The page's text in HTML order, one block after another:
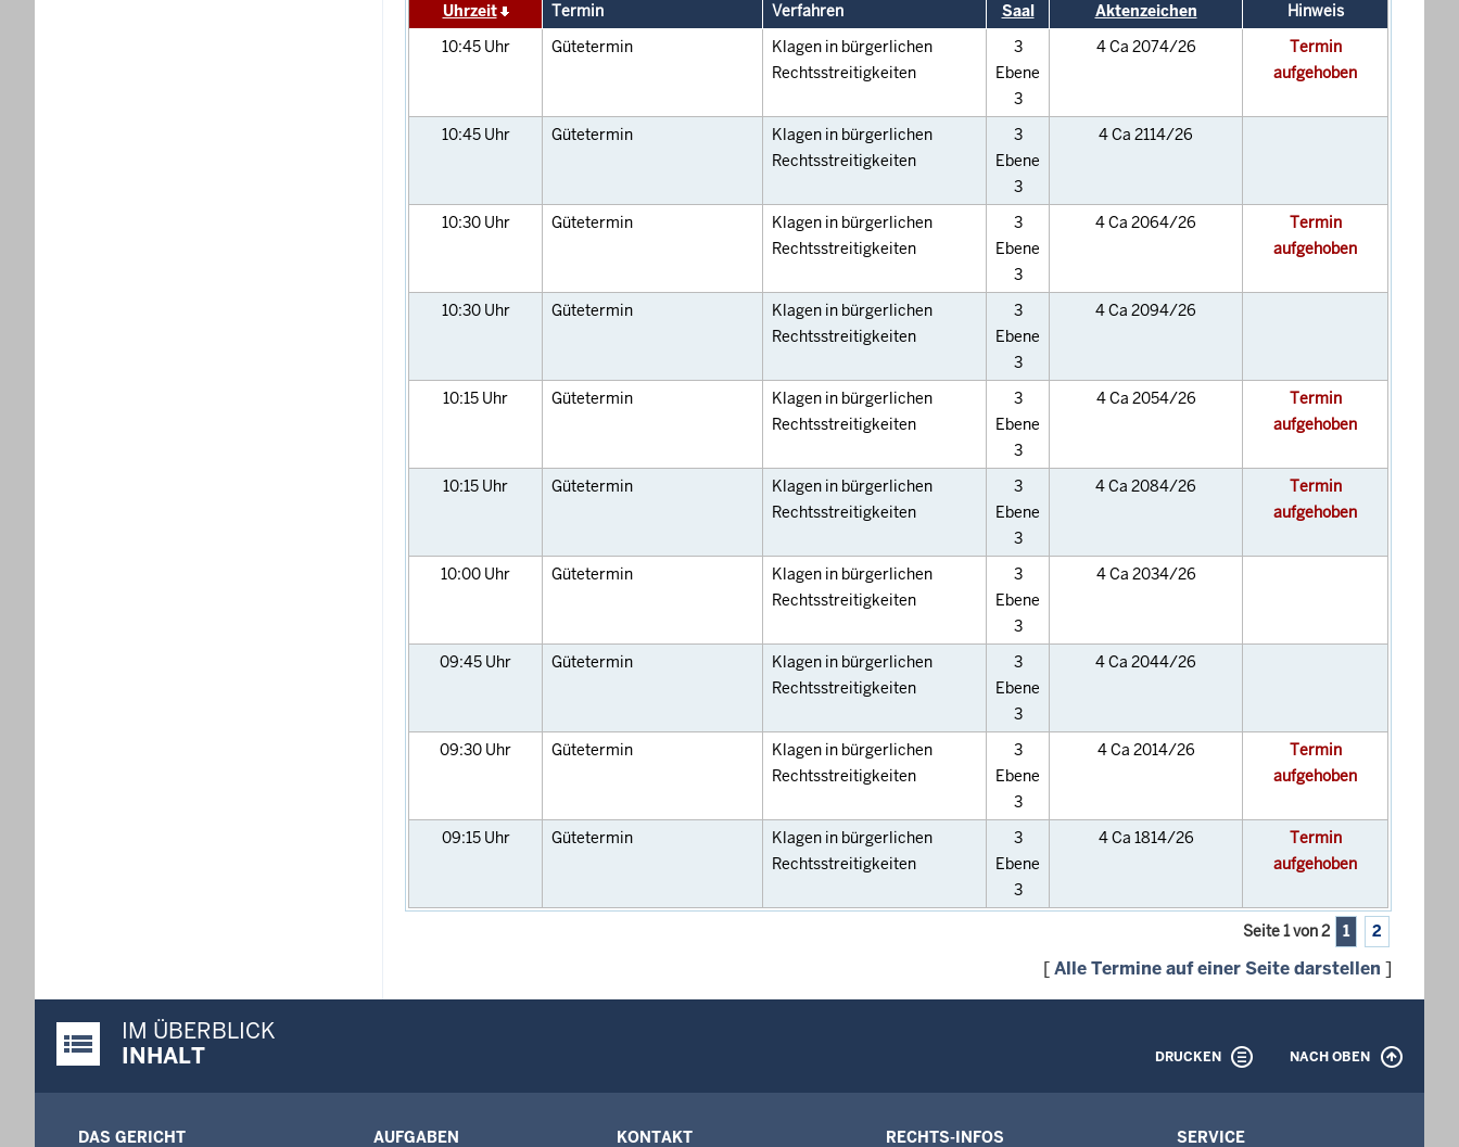
Uhrzeit Termin Verfahren Saal Aktenzeichen
Hinweis
10:45 Uhr Gütetermin
Klagen in bürgerlichen
Rechtsstreitigkeiten
3
Ebene
3
4 Ca 2074/26
Termin
aufgehoben
10:45 Uhr Gütetermin
Klagen in bürgerlichen
Rechtsstreitigkeiten
3
Ebene
3
4 Ca 2114/26
10:30 Uhr Gütetermin
Klagen in bürgerlichen
Rechtsstreitigkeiten
3
Ebene
3
4 Ca 2064/26
Termin
aufgehoben
10:30 Uhr Gütetermin
Klagen in bürgerlichen
Rechtsstreitigkeiten
3
Ebene
3
4 Ca 2094/26
10:15 Uhr Gütetermin
Klagen in bürgerlichen
Rechtsstreitigkeiten
3
Ebene
3
4 Ca 2054/26
Termin
aufgehoben
10:15 Uhr Gütetermin
Klagen in bürgerlichen
Rechtsstreitigkeiten
3
Ebene
3
4 Ca 2084/26
Termin
aufgehoben
10:00 Uhr Gütetermin
Klagen in bürgerlichen
Rechtsstreitigkeiten
3
Ebene
3
4 Ca 2034/26
09:45 Uhr Gütetermin
Klagen in bürgerlichen
Rechtsstreitigkeiten
3
Ebene
3
4 Ca 2044/26
09:30 Uhr Gütetermin
Klagen in bürgerlichen
Rechtsstreitigkeiten
3
Ebene
3
4 Ca 2014/26
Termin
aufgehoben
09:15 Uhr Gütetermin
Klagen in bürgerlichen
Rechtsstreitigkeiten
3
Ebene
3
4 Ca 1814/26
Termin
aufgehoben
Seite 1 von 2 1 2
[Alle Termine auf einer Seite darstellen ]
Justiz-Portal im Überblick:
IM ÜBERBLICK
INHALT
DRUCKEN NACH OBEN
DAS GERICHT AUFGABEN KONTAKT RECHTS-INFOS SERVICE